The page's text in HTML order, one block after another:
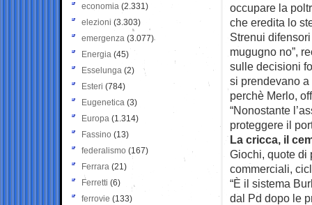
occupare la
che eredita lo
Strenui
mugugno no”,
sulle decisioni
si prendevano
perchè Merlo,
“Nonostante
proteggere il
La cricca, il
Giochi, quote di
commerciali,
“È il sistema
dal Pd dopo le
economia (2.331)
elezioni (3.303)
emergenza (3.077)
Energia (45)
Esselunga (2)
Esteri (784)
Eugenetica (3)
Europa (1.314)
Fassino (13)
federalismo (167)
Ferrara (21)
Ferretti (6)
ferrovie (133)